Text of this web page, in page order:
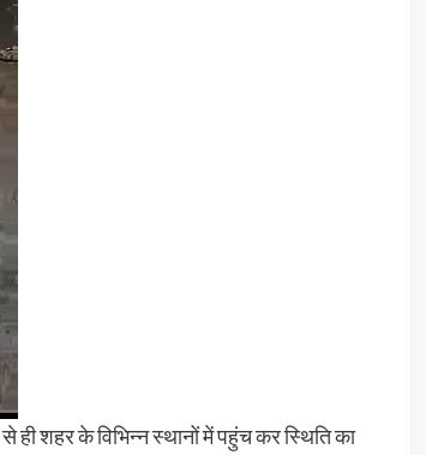
ही शहर के विभिन्न स्थानों में पहुंच कर स्थिति का